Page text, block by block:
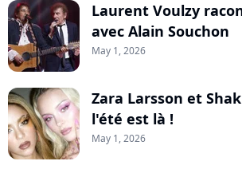
Laurent Voulzy
avec Alain Souchon
May 1, 2026
Zara Larsson et
l'été est là !
May 1, 2026